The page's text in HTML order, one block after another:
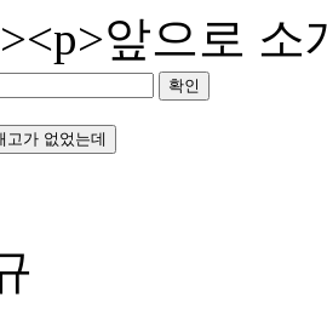
앞으로
확인
고가 없었는데